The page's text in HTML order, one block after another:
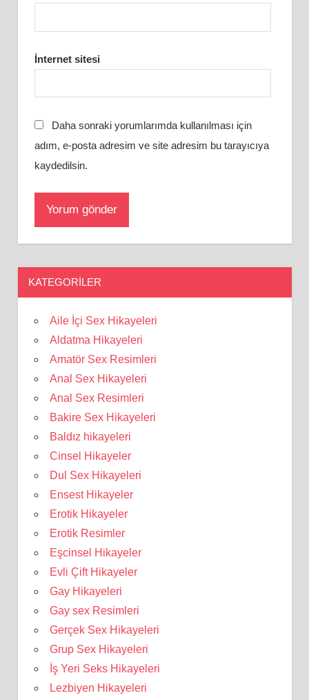
İnternet sitesi
Daha sonraki yorumlarımda kullanılması için
adım, e-posta adresim ve site adresim bu tarayıcıya
kaydedilsin.
KATEGORILER
Aile İçi Sex Hikayeleri
Aldatma Hikayeleri
Amatör Sex Resimleri
Anal Sex Hikayeleri
Anal Sex Resimleri
Bakire Sex Hikayeleri
Baldız hikayeleri
Cinsel Hikayeler
Dul Sex Hikayeleri
Ensest Hikayeler
Erotik Hikayeler
Erotik Resimler
Eşcinsel Hikayeler
Evli Çift Hikayeler
Gay Hikayeleri
Gay sex Resimleri
Gerçek Sex Hikayeleri
Grup Sex Hikayeleri
İş Yeri Seks Hikayeleri
Lezbiyen Hikayeleri